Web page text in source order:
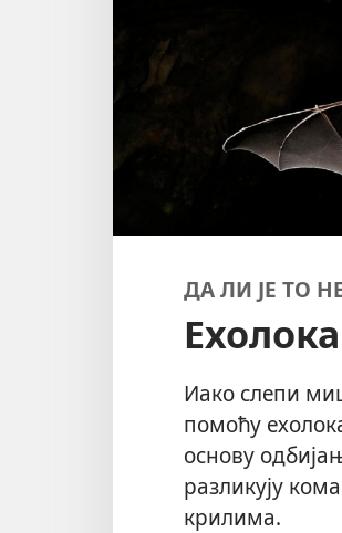
ДА ЛИ ЈЕ ТО
Иако слепи
помоћу
основу
разликују
крилима.